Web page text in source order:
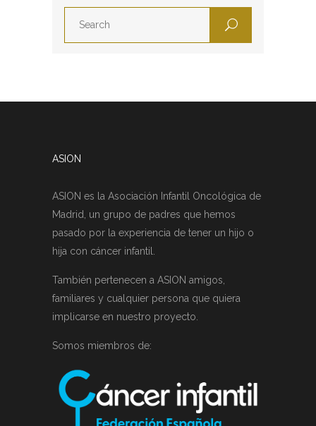
ASION
ASION es la Asociación Infantil Oncológica de
Madrid, un grupo de padres que hemos
pasado por la experiencia de tener un hijo o
hija con cáncer infantil.
También pertenecen a ASION amigos,
familiares y cualquier persona que quiera
implicarse en nuestro proyecto.
Somos miembros de: